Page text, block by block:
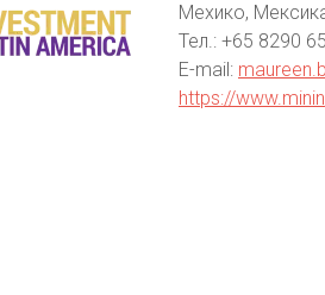
Мехико,
Тел.: +65 8290
E-mail:
https://